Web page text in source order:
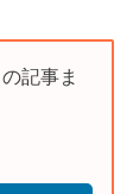
記事ま